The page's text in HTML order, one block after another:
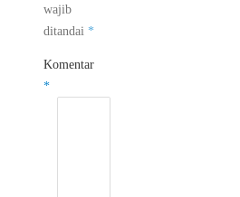
wajib
ditandai *
Komentar
*